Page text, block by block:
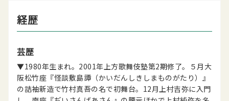
経歴
芸歴
▼1980年生まれ。2001年上方歌舞伎塾第2期修了。５月大
阪松竹座『怪談敷島譚（かいだんしきしまものがたり）』
の詰袖新造で竹村真吾の名で初舞台。12月上村吉弥に入門